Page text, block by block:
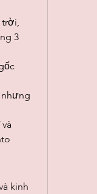
trời,
3
nhưng
kinh